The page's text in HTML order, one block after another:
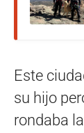
Este
su hijo
rondaba